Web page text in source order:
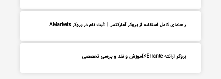
راهنمای کامل استفاده از بروکر آمارکتس | ثبت نام در بروکر AMarkets
بروکر ارانته Errante⚡آموزش و نقد و بررسی تخصصی